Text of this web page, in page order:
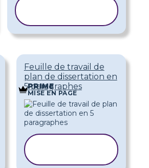
Feuille de travail de
plan de dissertation en
5 paragraphes
PRIME
MISE EN PAGE